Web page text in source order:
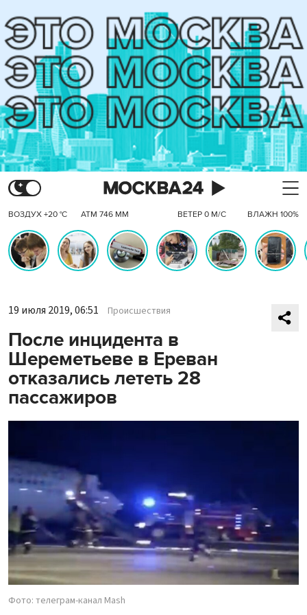
ВОЗДУХ +20 °C АТМ 746 ММ ВЕТЕР 0 М/С ВЛАЖН 100%
19 июля 2019, 06:51 Происшествия
После инцидента в
Шереметьеве в Ереван
отказались лететь 28
пассажиров
Фото: телеграм-канал Mash